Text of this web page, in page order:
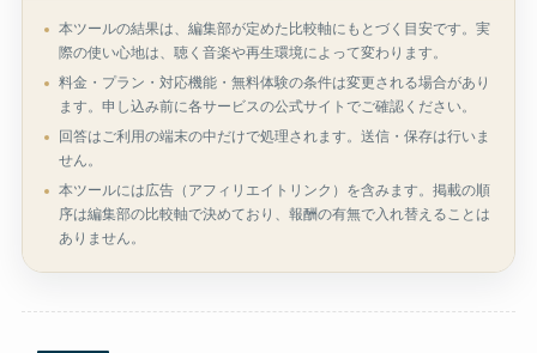
本ツールの結果は、編集部が定めた比較軸にもとづく目安です。実
際の使い心地は、聴く音楽や再生環境によって変わります。
料金・プラン・対応機能・無料体験の条件は変更される場合があり
ます。申し込み前に各サービスの公式サイトでご確認ください。
回答はご利用の端末の中だけで処理されます。送信・保存は行いま
せん。
本ツールには広告（アフィリエイトリンク）を含みます。掲載の順
序は編集部の比較軸で決めており、報酬の有無で入れ替えることは
ありません。